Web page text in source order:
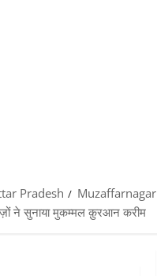
Pradesh
Muzaffarnagar
ने सुनाया मुकम्मल क़ुरआन करीम